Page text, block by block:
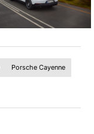
Porsche Cayenne